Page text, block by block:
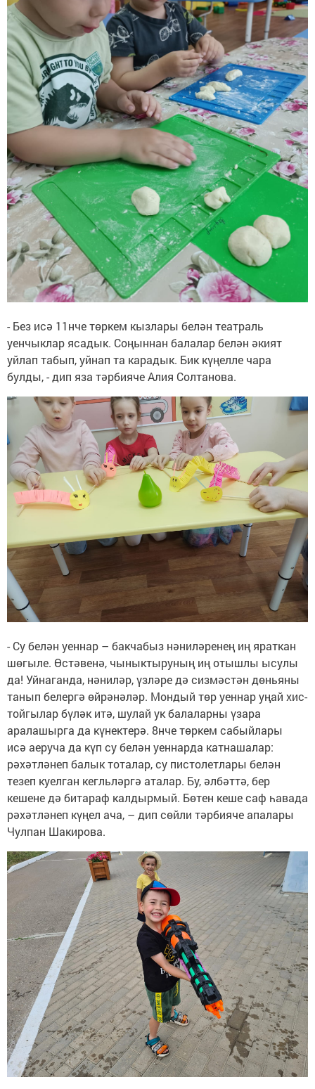
- Без исә 11нче төркем кызлары белән театраль
уенчыклар ясадык. Соңыннан балалар белән әкият
уйлап табып, уйнап та карадык. Бик күңелле чара
булды, - дип яза тәрбияче Алия Солтанова.
- Су белән уеннар – бакчабыз нәниләренең иң яраткан
шөгыле. Өстәвенә, чыныктыруның иң отышлы ысулы
да! Уйнаганда, нәниләр, үзләре дә сизмәстән дөньяны
танып белергә өйрәнәләр. Мондый төр уеннар уңай хис-
тойгылар бүләк итә, шулай ук балаларны үзара
аралашырга да күнектерә. 8нче төркем сабыйлары
исә аеруча да күп су белән уеннарда катнашалар:
рәхәтләнеп балык тоталар, су пистолетлары белән
тезеп куелган кегльләргә аталар. Бу, әлбәттә, бер
кешене дә битараф калдырмый. Бөтен кеше саф һавада
рәхәтләнеп күңел ача, – дип сөйли тәрбияче апалары
Чулпан Шакирова.